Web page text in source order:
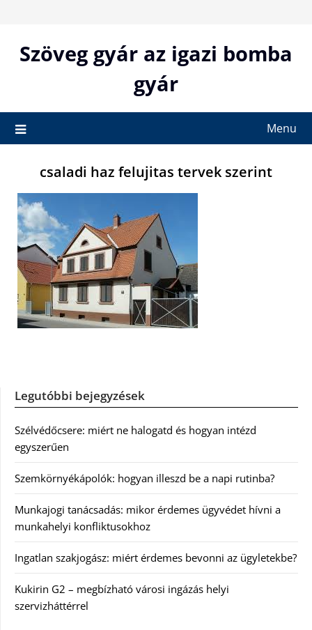
contentSzöveg gyár az igazi bomba
gyár
Menu
csaladi haz felujitas tervek szerint
Legutóbbi bejegyzések
Szélvédőcsere: miért ne halogatd és hogyan intézd
egyszerűen
Szemkörnyékápolók: hogyan illeszd be a napi rutinba?
Munkajogi tanácsadás: mikor érdemes ügyvédet hívni a
munkahelyi konfliktusokhoz
Ingatlan szakjogász: miért érdemes bevonni az ügyletekbe?
Kukirin G2 – megbízható városi ingázás helyi
szervizháttérrel